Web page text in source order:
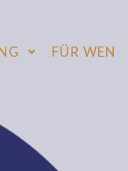
FÜR WEN